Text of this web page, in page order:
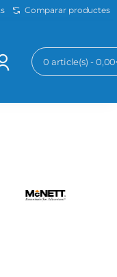
Comparar productes
0 article(s) -